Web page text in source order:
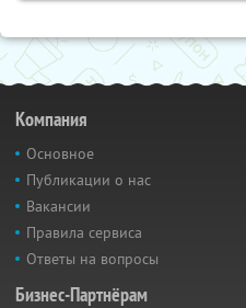
Компания
Основное
Публикации о нас
Вакансии
Правила сервиса
Ответы на вопросы
Бизнес-Партнёрам